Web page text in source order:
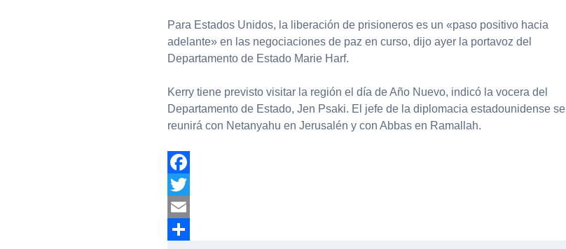
Para Estados Unidos, la liberación de prisioneros es un «paso positivo hacia
adelante» en las negociaciones de paz en curso, dijo ayer la portavoz del
Departamento de Estado Marie Harf.
Kerry tiene previsto visitar la región el día de Año Nuevo, indicó la vocera del
Departamento de Estado, Jen Psaki. El jefe de la diplomacia estadounidense se
reunirá con Netanyahu en Jerusalén y con Abbas en Ramallah.
Facebook
Twitter
Email